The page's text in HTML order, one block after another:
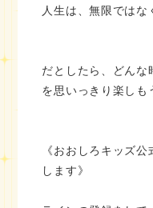
人生は、無限ではな
だとしたら、どんな
を思いっきり楽しも
《おおしろキッズ
します》